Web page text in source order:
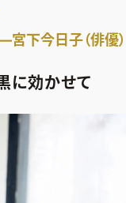
下今日子（俳優）
に効かせて